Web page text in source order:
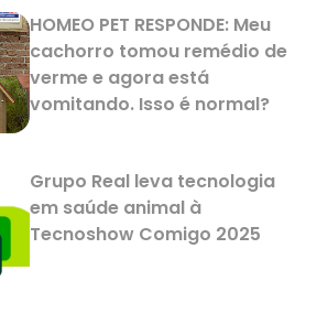
HOMEO PET RESPONDE: Meu
cachorro tomou remédio de
verme e agora está
vomitando. Isso é normal?
Grupo Real leva tecnologia
em saúde animal à
Tecnoshow Comigo 2025